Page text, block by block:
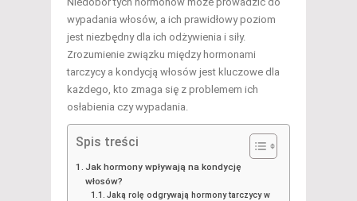
wypadania włosów, a ich prawidłowy poziom
jest niezbędny dla ich odżywienia i siły.
Zrozumienie związku między hormonami
tarczycy a kondycją włosów jest kluczowe dla
każdego, kto zmaga się z problemem ich
osłabienia czy wypadania.
Spis treści
Jak hormony wpływają na kondycję
włosów?
Jaką rolę odgrywają hormony tarczycy w